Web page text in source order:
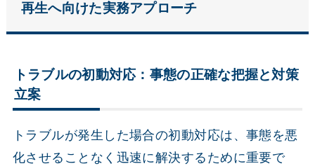
再生へ向けた実務アプローチ
トラブルの初動対応：事態の正確な把握と対策
立案
トラブルが発生した場合の初動対応は、事態を悪
化させることなく迅速に解決するために重要で